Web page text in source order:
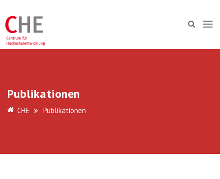
Publikationen
CHE Publikationen